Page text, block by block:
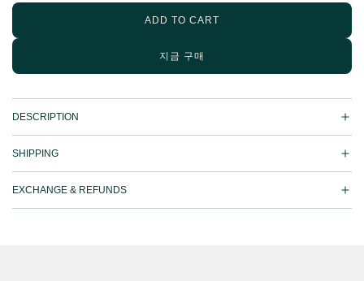
ADD TO CART
L
A
D
.
지금 구매
DESCRIPTION
SHIPPING
EXCHANGE & REFUNDS